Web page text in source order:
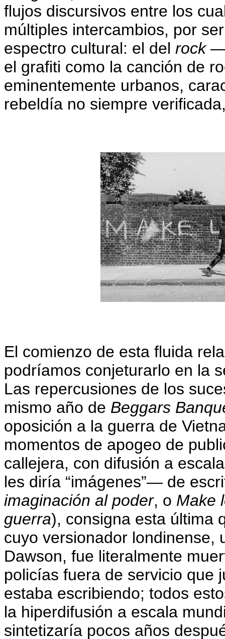
flujos discursivos entre los
múltiples intercambios, por
espectro cultural: el del rock
el grafiti como la canción de
eminentemente urbanos,
rebeldía no siempre
El comienzo de esta fluida
podríamos conjeturarlo en la
Las repercusiones de los
mismo año de Beggars
oposición a la guerra de
momentos de apogeo de
callejera, con difusión a
les diría “imágenes”— de
imaginación al poder, o Make
guerra), consigna esta última
cuyo versionador londinense,
Dawson, fue literalmente
policías fuera de servicio que
estaba escribiendo; todos
la hiperdifusión a escala
sintetizaría pocos años